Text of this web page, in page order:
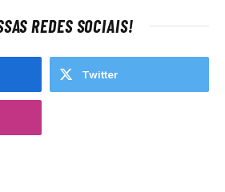
REDES SOCIAIS!
Twitter